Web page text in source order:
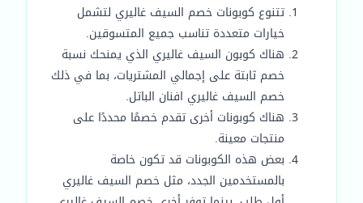
تتنوع كوبونات خصم السيف غاليري لتشمل
خيارات متعددة تناسب جميع المتسوقين.
هناك كوبون السيف غاليري الذي يمنحك نسبة
خصم ثابتة على إجمالي المشتريات، بما في ذلك
خصم السيف غاليري افنان الباتل.
هناك كوبونات أخرى تقدم خصمًا محددًا على
منتجات معينة.
بعض هذه الكوبونات قد تكون خاصة
بالمستخدمين الجدد، مثل خصم السيف غاليري